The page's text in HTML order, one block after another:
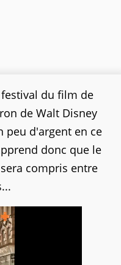
du film de
de Walt Disney
peu d'argent en ce
donc que le
compris entre